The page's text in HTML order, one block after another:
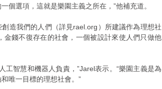
個選項，這就是樂園主義之所在，”他補充道。
造我們的人們（詳見rael.org）所建議作為理想社
錢不復存在的社會，一個被設計來使人們只做他
工智慧和機器人負責，”Jarel表示。“樂園主義是為
唯一目標的理想社會。”